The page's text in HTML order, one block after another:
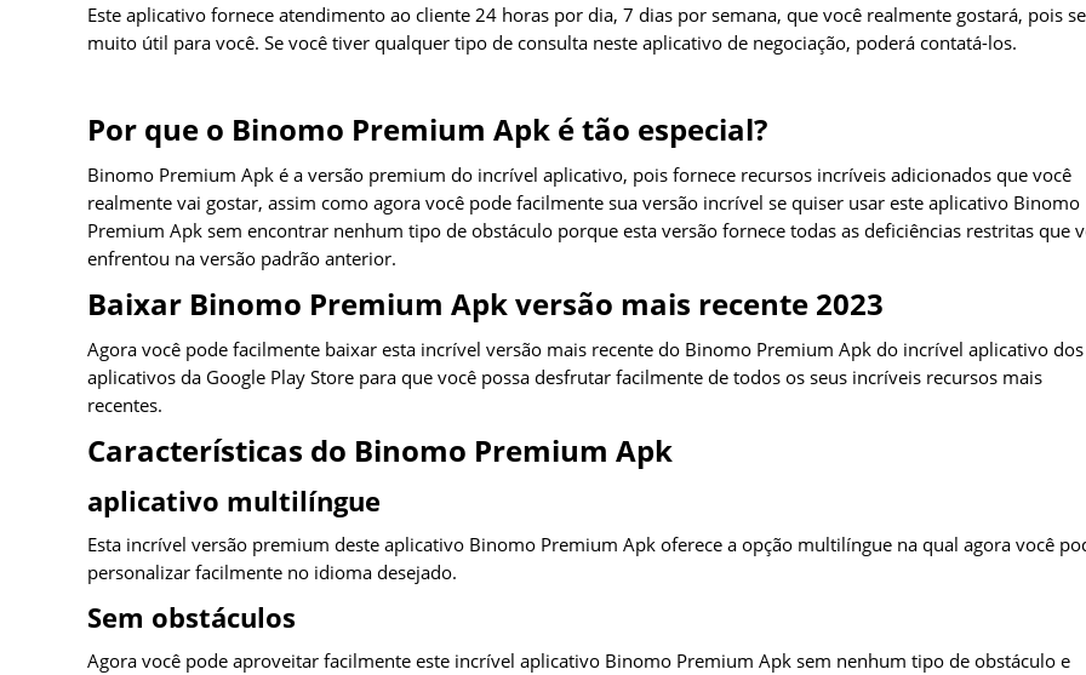
Este aplicativo fornece atendimento ao cliente 24 horas por dia, 7 dias por semana, que você realmente gostará, pois
muito útil para você. Se você tiver qualquer tipo de consulta neste aplicativo de negociação, poderá contatá-los.
Por que o Binomo Premium Apk é tão especial?
Binomo Premium Apk é a versão premium do incrível aplicativo, pois fornece recursos incríveis adicionados que você
realmente vai gostar, assim como agora você pode facilmente sua versão incrível se quiser usar este aplicativo Binomo
Premium Apk sem encontrar nenhum tipo de obstáculo porque esta versão fornece todas as deficiências restritas que
enfrentou na versão padrão anterior.
Baixar Binomo Premium Apk versão mais recente 2023
Agora você pode facilmente baixar esta incrível versão mais recente do Binomo Premium Apk do incrível aplicativo dos
aplicativos da Google Play Store para que você possa desfrutar facilmente de todos os seus incríveis recursos mais
recentes.
Características do Binomo Premium Apk
aplicativo multilíngue
Esta incrível versão premium deste aplicativo Binomo Premium Apk oferece a opção multilíngue na qual agora você
personalizar facilmente no idioma desejado.
Sem obstáculos
Agora você pode aproveitar facilmente este incrível aplicativo Binomo Premium Apk sem nenhum tipo de obstáculo e